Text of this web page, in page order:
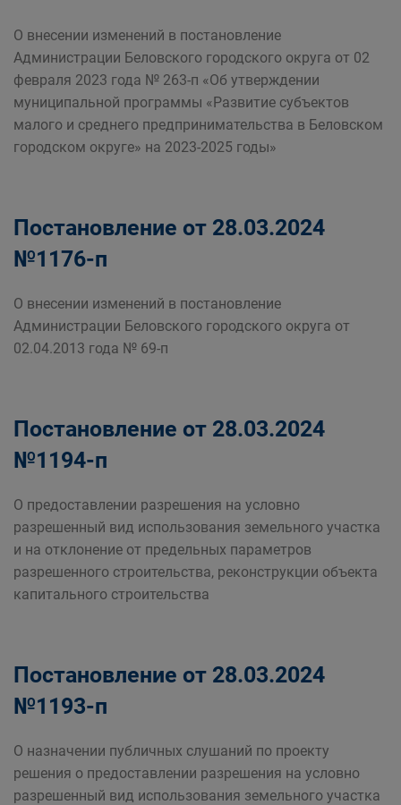
О внесении изменений в постановление
Администрации Беловского городского округа от 02
февраля 2023 года № 263-п «Об утверждении
муниципальной программы «Развитие субъектов
малого и среднего предпринимательства в Беловском
городском округе» на 2023-2025 годы»
Постановление от 28.03.2024
№1176-п
О внесении изменений в постановление
Администрации Беловского городского округа от
02.04.2013 года № 69-п
Постановление от 28.03.2024
№1194-п
О предоставлении разрешения на условно
разрешенный вид использования земельного участка
и на отклонение от предельных параметров
разрешенного строительства, реконструкции объекта
капитального строительства
Постановление от 28.03.2024
№1193-п
О назначении публичных слушаний по проекту
решения о предоставлении разрешения на условно
разрешенный вид использования земельного участка